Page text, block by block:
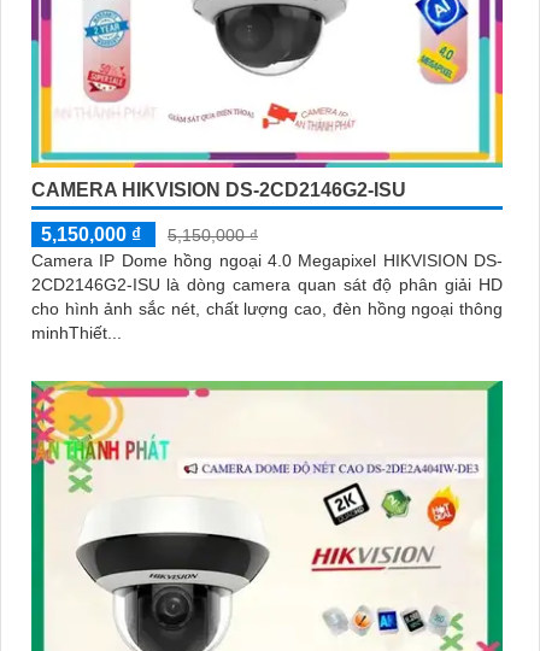
CAMERA HIKVISION DS-2CD2146G2-ISU
5,150,000 ₫
5,150,000 ₫
Camera IP Dome hồng ngoại 4.0 Megapixel HIKVISION DS-
2CD2146G2-ISU là dòng camera quan sát độ phân giải HD
cho hình ảnh sắc nét, chất lượng cao, đèn hồng ngoại thông
minhThiết...